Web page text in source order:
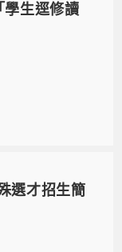
學生逕修讀
選才招生簡